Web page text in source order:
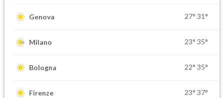
Genova 27° 31°
Milano 23° 35°
Bologna 22° 35°
Firenze 23° 37°